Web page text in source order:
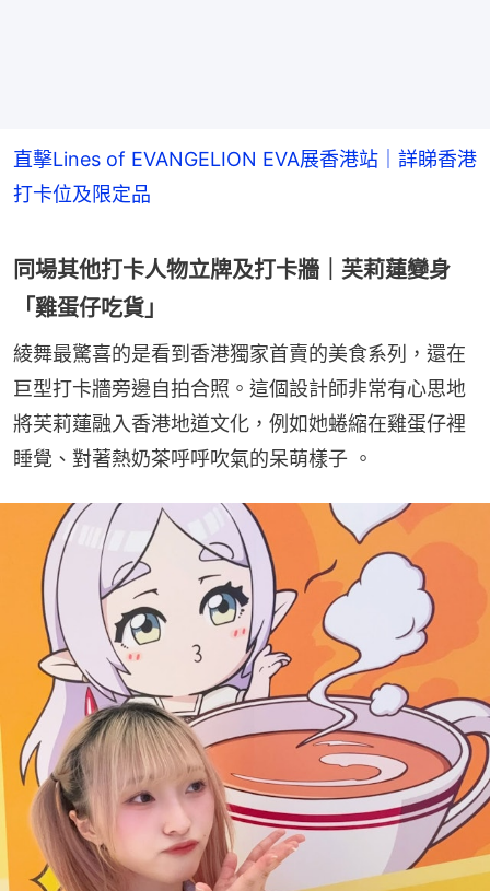
直擊Lines of EVANGELION EVA展香港站｜詳睇香港
打卡位及限定品
同場其他打卡人物立牌及打卡牆｜芙莉蓮變身
「雞蛋仔吃貨」
綾舞最驚喜的是看到香港獨家首賣的美食系列，還在
巨型打卡牆旁邊自拍合照。這個設計師非常有心思地
將芙莉蓮融入香港地道文化，例如她蜷縮在雞蛋仔裡
睡覺、對著熱奶茶呼呼吹氣的呆萌樣子 。